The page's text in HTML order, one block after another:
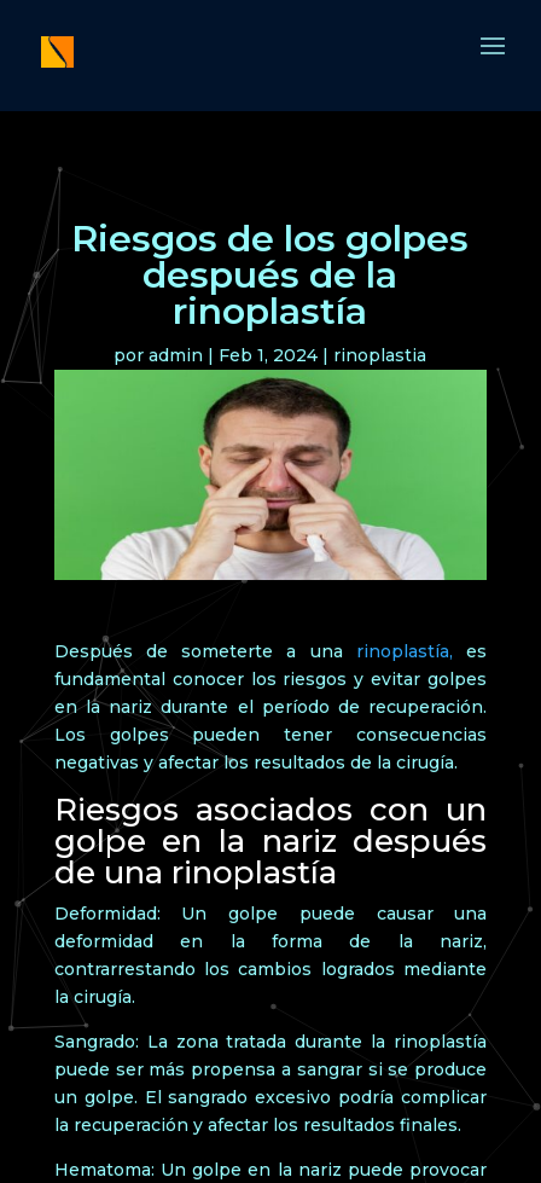
Riesgos de los golpes
después de la
rinoplastía
poradmin | Feb 1, 2024 | rinoplastia
Después de someterte a una rinoplastía, es
fundamental conocer los riesgos y evitar golpes
en la nariz durante el período de recuperación.
Los golpes pueden tener consecuencias
negativas y afectar los resultados de la cirugía.
Riesgos asociados con un
golpe en la nariz después
de una rinoplastía
Deformidad: Un golpe puede causar una
deformidad en la forma de la nariz,
contrarrestando los cambios logrados mediante
la cirugía.
Sangrado: La zona tratada durante la rinoplastía
puede ser más propensa a sangrar si se produce
un golpe. El sangrado excesivo podría complicar
la recuperación y afectar los resultados finales.
Hematoma: Un golpe en la nariz puede provocar